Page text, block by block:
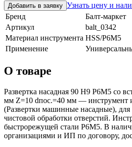
Добавить в заявку Узнать цену и
Бренд
Балт-маркет
Артикул
balt_0342
Материал инструмента HSS/Р6М5
Применение
О товаре
Развертка насадная 90 Н9 Р6М5 со
мм Z=10 dпос.=40 мм — инструмент
(Развертки машинные насадные), для
чистовой обработки отверстий.
быстрорежущей стали Р6М5. В
организациями и ИП по договору,